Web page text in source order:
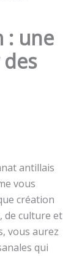
: une
antillais
vous
création
de culture et
vous aurez
qui